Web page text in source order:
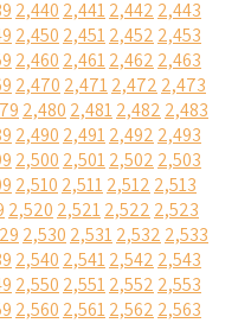
2,440 2,4412,442 2,443
2,450 2,4512,452 2,453
2,460 2,4612,462 2,463
2,470 2,4712,472 2,473
2,480 2,4812,482 2,483
2,490 2,4912,492 2,493
2,500 2,5012,502 2,503
2,510 2,5112,512 2,513
2,520 2,5212,522 2,523
2,530 2,5312,532 2,533
2,540 2,5412,542 2,543
2,550 2,5512,552 2,553
2,560 2,5612,562 2,563